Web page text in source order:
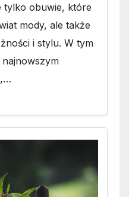
tylko obuwie, które
mody, ale także
i stylu. W tym